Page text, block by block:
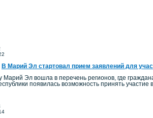
В Марий Эл стартовал прием заявлений для
Марий Эл вошла в перечень регионов, где
появилась возможность принять